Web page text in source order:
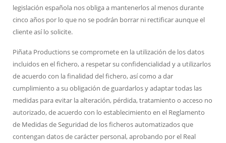
legislación española nos obliga a mantenerlos al menos durante
cinco años por lo que no se podrán borrar ni rectificar aunque el
cliente así lo solicite.
Piñata Productions se compromete en la utilización de los datos
incluidos en el fichero, a respetar su confidencialidad y a utilizarlos
de acuerdo con la finalidad del fichero, así como a dar
cumplimiento a su obligación de guardarlos y adaptar todas las
medidas para evitar la alteración, pérdida, tratamiento o acceso no
autorizado, de acuerdo con lo establecimiento en el Reglamento
de Medidas de Seguridad de los ficheros automatizados que
contengan datos de carácter personal, aprobando por el Real